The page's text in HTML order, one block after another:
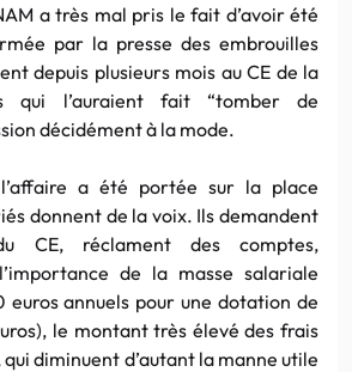
a très mal pris le fait d’avoir été
par la presse des embrouilles
depuis plusieurs mois au CE de la
qui l’auraient fait “tomber de
décidément à la mode.
a été portée sur la place
donnent de la voix. Ils demandent
CE, réclament des comptes,
de la masse salariale
annuels pour une dotation de
le montant très élevé des frais
diminuent d’autant la manne utile